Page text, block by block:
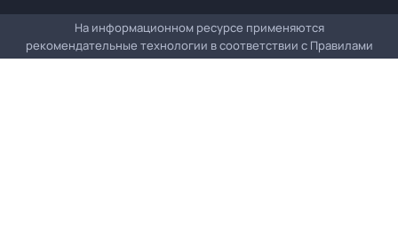
На информационном ресурсе применяются
рекомендательные технологии в соответствии с Правилами